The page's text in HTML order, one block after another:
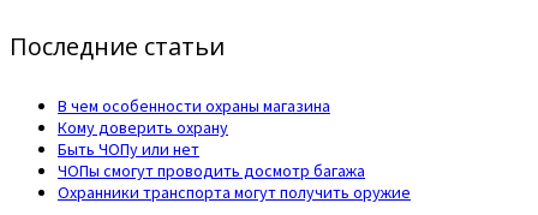
Последние статьи
В чем особенности охраны магазина
Кому доверить охрану
Быть ЧОПу или нет
ЧОПы смогут проводить досмотр багажа
Охранники транспорта могут получить оружие